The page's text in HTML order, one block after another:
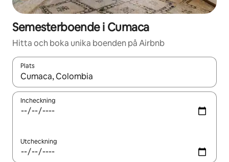
Semesterboende i Cumaca
Hitta och boka unika boenden på Airbnb
Plats
När resultaten är tillgängliga kan du navigera med upp- och
Incheckning
Utcheckning